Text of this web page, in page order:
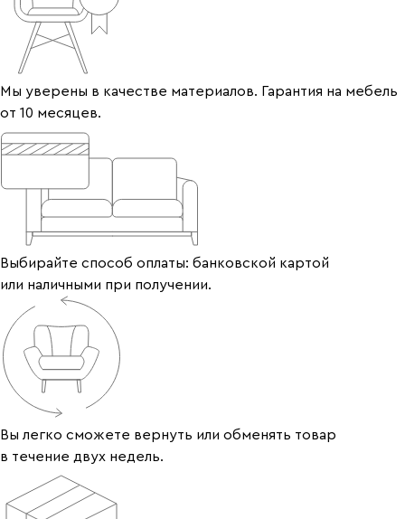
Мы уверены в качестве материалов. Гарантия на мебель
от 10 месяцев.
Выбирайте способ оплаты: банковской картой
или наличными при получении.
Вы легко сможете вернуть или обменять товар
в течение двух недель.